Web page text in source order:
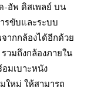
-อัพ ดิสเพลย์ บน
รขับและระบบ
ากกล้องได้อีกด้วย
วมถึงกล้องภายใน
มเบาะหนัง
ใหม่ ให้สามารถ